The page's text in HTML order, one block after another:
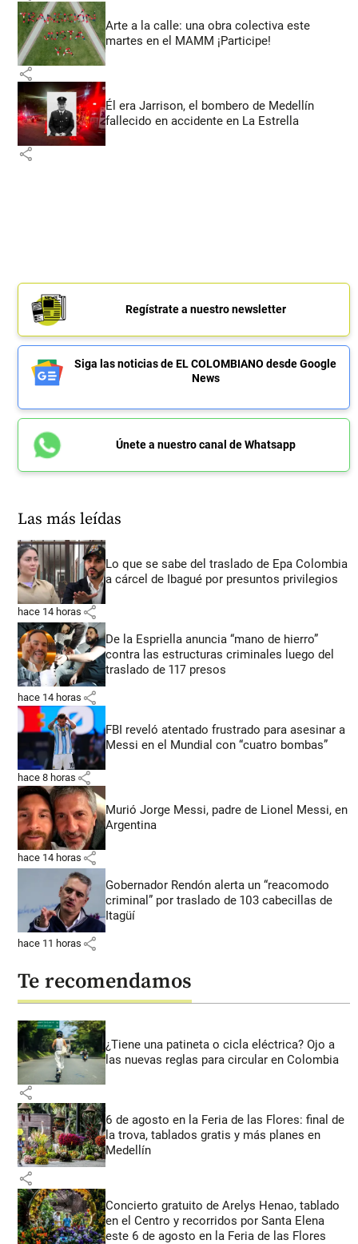
Arte a la calle: una obra colectiva este
martes en el MAMM ¡Participe!
share
Él era Jarrison, el bombero de Medellín
fallecido en accidente en La Estrella
share
Regístrate a nuestro newsletter
Siga las noticias de EL COLOMBIANO desde Google
News
Únete a nuestro canal de Whatsapp
Las más leídas
Lo que se sabe del traslado de Epa Colombia
a cárcel de Ibagué por presuntos privilegios
hace 14 horas share
De la Espriella anuncia “mano de hierro”
contra las estructuras criminales luego del
traslado de 117 presos
hace 14 horas share
FBI reveló atentado frustrado para asesinar a
Messi en el Mundial con “cuatro bombas”
hace 8 horas share
Murió Jorge Messi, padre de Lionel Messi, en
Argentina
hace 14 horas share
Gobernador Rendón alerta un “reacomodo
criminal” por traslado de 103 cabecillas de
Itagüí
hace 11 horas share
Te recomendamos
¿Tiene una patineta o cicla eléctrica? Ojo a
las nuevas reglas para circular en Colombia
share
6 de agosto en la Feria de las Flores: final de
la trova, tablados gratis y más planes en
Medellín
share
Concierto gratuito de Arelys Henao, tablado
en el Centro y recorridos por Santa Elena
este 6 de agosto en la Feria de las Flores